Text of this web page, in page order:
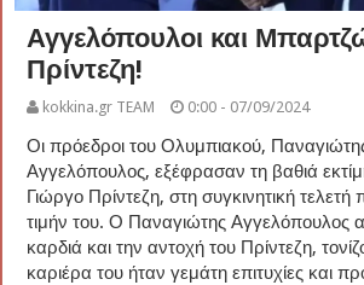
Αγγελόπουλοι και
Πρίντεζη!
kokkina.gr TEAM 0:00 - 07/09/2024
Οι πρόεδροι του Ολυμπιακού,
Αγγελόπουλος, εξέφρασαν τη βαθιά
Γιώργο Πρίντεζη, στη συγκινητική τελετή
τιμήν του. Ο Παναγιώτης Αγγελόπουλος
καρδιά και την αντοχή του Πρίντεζη,
καριέρα του ήταν γεμάτη επιτυχίες και